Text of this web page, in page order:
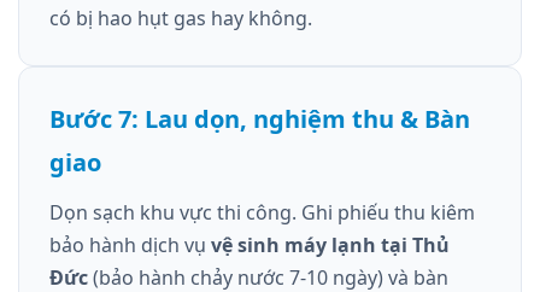
có bị hao hụt gas hay không.
Bước 7: Lau dọn, nghiệm thu & Bàn
giao
Dọn sạch khu vực thi công. Ghi phiếu thu kiêm
bảo hành dịch vụ vệ sinh máy lạnh tại Thủ
Đức(bảo hành chảy nước 7-10 ngày) và bàn